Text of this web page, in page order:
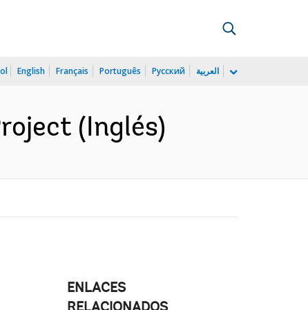
English Français Português Русский العربية
(Inglés)
ENLACES